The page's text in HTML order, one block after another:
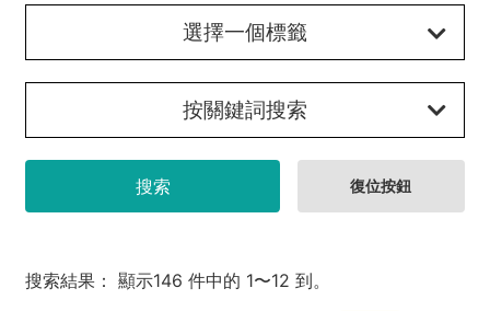
合同会社説明会
選擇一個標籤
按關鍵詞搜索
搜索結果： 顯示146 件中的 1〜12 到。